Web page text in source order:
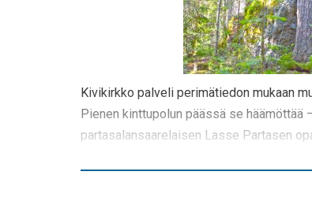
Kivikirkko palveli perimätiedon mukaan
Pienen kinttupolun päässä se häämöttää
partasalansaarelaisen Lasse Partasen